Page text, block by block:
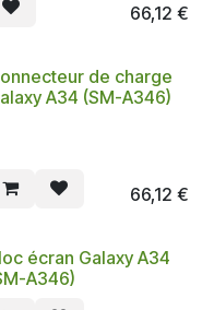
66,12 €
de charge
A34 (SM-A346)
66,12 €
écran Galaxy A34
A346)